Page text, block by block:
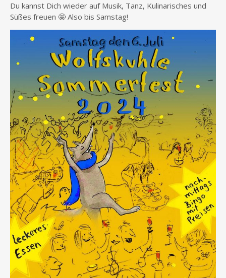
Du kannst Dich wieder auf Musik, Tanz, Kulinarisches und
Süßes freuen 🤩 Also bis Samstag!